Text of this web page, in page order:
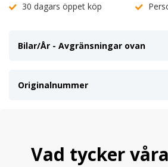
30 dagars öppet köp
Bilar/År - Avgränsningar ovan
Originalnummer
Vad tycker